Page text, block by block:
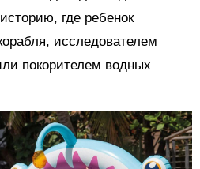
где ребенок
исследователем
покорителем водных